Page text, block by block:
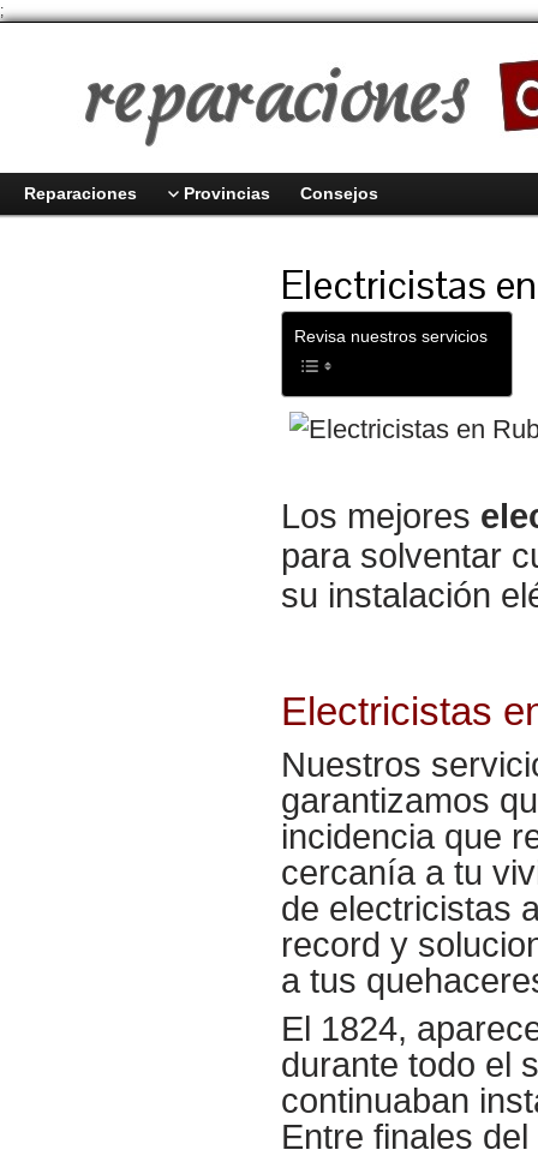
;
Reparaciones Provincias Consejos
Electricistas
Revisa nuestros servicios
Los mejores
para solventar
su instalación
Electricistas
Nuestros
garantizamos
incidencia que
cercanía a tu
de electricistas
record y
a tus
El 1824,
durante todo el
continuaban
Entre finales